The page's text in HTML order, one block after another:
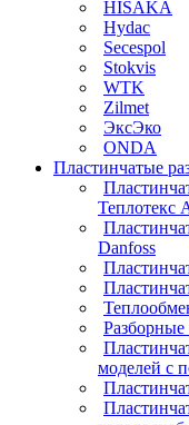
HISAKA
Hydac
Secespol
Stokvis
WTK
Zilmet
ЭксЭко
ONDA
Пластинчатые
Теплотекс
Danfoss
моделей с